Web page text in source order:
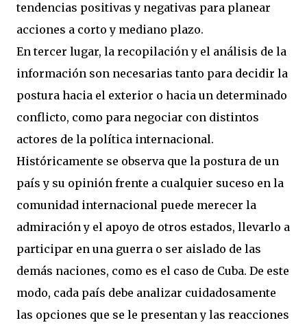
tendencias positivas y negativas para planear
acciones a corto y mediano plazo.
En tercer lugar, la recopilación y el análisis de la
información son necesarias tanto para decidir la
postura hacia el exterior o hacia un determinado
conflicto, como para negociar con distintos
actores de la política internacional.
Históricamente se observa que la postura de un
país y su opinión frente a cualquier suceso en la
comunidad internacional puede merecer la
admiración y el apoyo de otros estados, llevarlo a
participar en una guerra o ser aislado de las
demás naciones, como es el caso de Cuba. De este
modo, cada país debe analizar cuidadosamente
las opciones que se le presentan y las reacciones